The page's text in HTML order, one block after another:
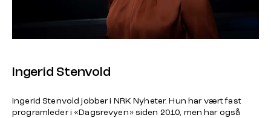
Ingerid Stenvold
Ingerid Stenvold jobber i NRK Nyheter. Hun har vært fast
programleder i «Dagsrevyen» siden 2010, men har også